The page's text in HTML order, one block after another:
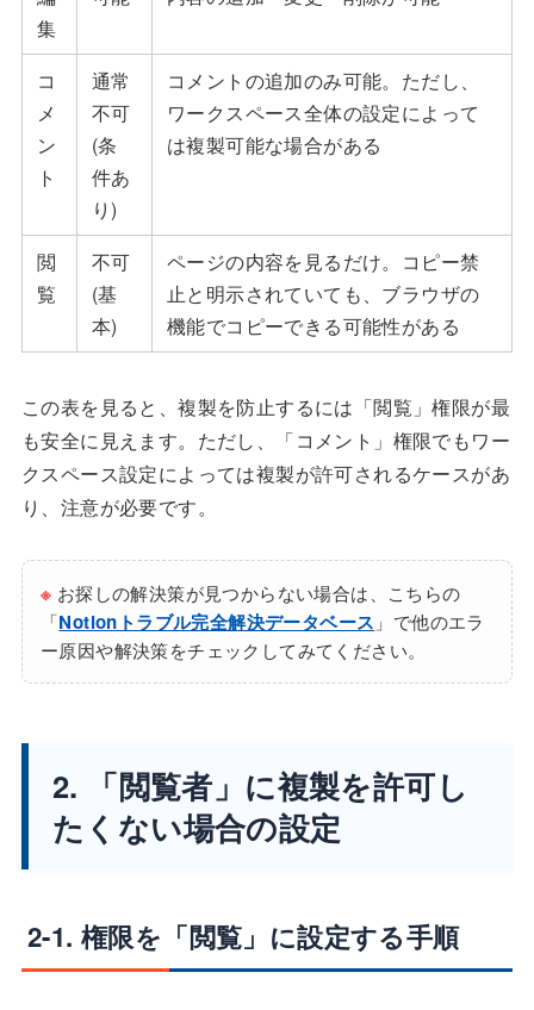
集
コ
メ
ン
ト
通常
不可
(条
件あ
り)
コメントの追加のみ可能。ただし、
ワークスペース全体の設定によって
は複製可能な場合がある
閲
覧
不可
(基
本)
ページの内容を見るだけ。コピー禁
止と明示されていても、ブラウザの
機能でコピーできる可能性がある
この表を見ると、複製を防止するには「閲覧」権限が最
も安全に見えます。ただし、「コメント」権限でもワー
クスペース設定によっては複製が許可されるケースがあ
り、注意が必要です。
※ お探しの解決策が見つからない場合は、こちらの
「Notionトラブル完全解決データベース 」で他のエラ
ー原因や解決策をチェックしてみてください。
2. 「閲覧者」に複製を許可し
たくない場合の設定
2-1. 権限を「閲覧」に設定する手順